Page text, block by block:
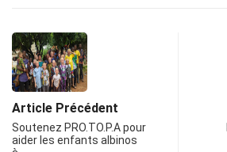
Article Précédent
Soutenez PRO.TO.P.A pour
aider les enfants albinos